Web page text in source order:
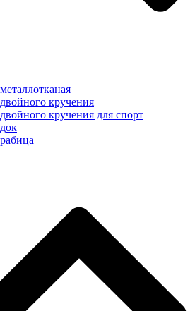
кручения
кручения для спорт